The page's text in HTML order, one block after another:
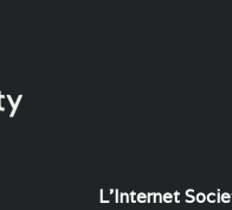
L'Internet